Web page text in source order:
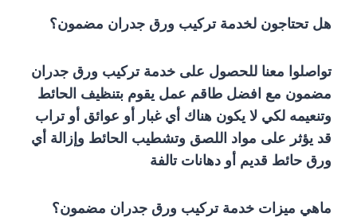
هل تحتاجون لخدمة تركيب ورق جدران مضمون؟
تواصلوا معنا للحصول على خدمة تركيب ورق جدران
مضمون مع افضل طاقم عمل يقوم بتنظيف الحائط
وتنعيمه لكي لا يكون هناك أي غبار أو عوائق أو تراب
قد يؤثر على مواد اللصق وتشطيب الحائط وإزالة أي
ورق حائط قديم أو دهانات تالفة
ماهي ميزات خدمة تركيب ورق جدران مضمون؟